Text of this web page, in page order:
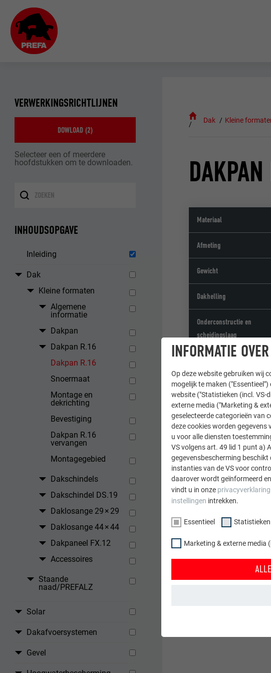
VERWERKINGSRICHTLIJNEN
DOWLOAD (2)
Selecteer een of meerdere
hoofdstukken om te downloaden.
INHOUDSOPGAVE
Inleiding
Dak
Kleine formaten
Algemene
informatie
Dakpan
Dakpan R.16
Dakpan R.16
Snoermaat
Montage en
dekrichting
Bevestiging
Dakpan R.16
vervangen
Montagegebied
Dakschindels
Dakschindel DS.19
Daklosange 29 × 29
Daklosange 44 × 44
Dakpaneel FX.12
Accessoires
Staande
naad/PREFALZ
Solar
Dakafvoersystemen
Gevel
Dak Kleine
Materiaal
Afmeting
Gewicht
Dakhelling
Onderconstructie en
scheidingslaag
INFORMATIE
Op deze website gebruiken wij
mogelijk te maken
website ("Statistieken (incl. VS-
externe media ("Marketing &
geselecteerde categorieën van
deze cookies worden gegevens
u voor alle diensten
VS volgens art. 49 lid 1 punt a)
gegevensbescherming
instanties van de VS voor
daarover wordt geïnformeerd
vindt u in onze privacyverklaring
instellingen intrekken.
Essentieel
Marketing & externe media